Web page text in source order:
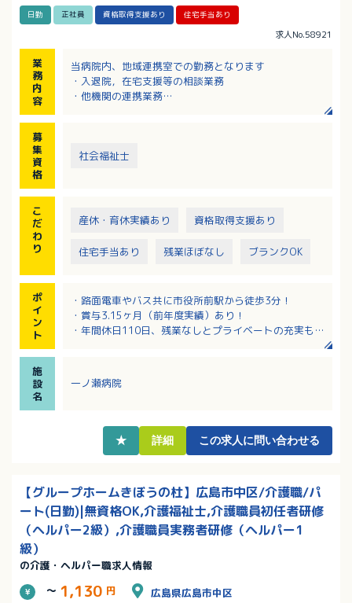
日勤 正社員 資格取得支援あり 住宅手当あり
求人No.58921
業
務
内
容
当病院内、地域連携室での勤務となります
・入退院，在宅支援等の相談業務
・他機関の連携業務
募
集
資
格
社会福祉士
こ
だ
わ
り
産休・育休実績あり 資格取得支援あり
住宅手当あり 残業ほぼなし ブランクOK
ポ
イ
ン
ト
・路面電車やバス共に市役所前駅から徒歩3分！
・賞与3.15ヶ月（前年度実績）あり！
・年間休日110日、残業なしとプライベートの充実もは
施
設
名
一ノ瀬病院
★ 詳細 この求人に問い合わせる
【グループホームきぼうの杜】広島市中区/介護職/パ
ート(日勤)|無資格OK,介護福祉士,介護職員初任者研修
（ヘルパー2級）,介護職員実務者研修（ヘルパー1
級）
の介護・ヘルパー職求人情報
～ 1,130 円 広島県広島市中区